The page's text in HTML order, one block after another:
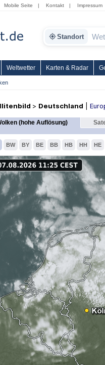
Mobile Seite | Kontakt | Impressum
Standort
Weltwetter Karten & Radar
> Deutschland
(hohe Auflösung)
BW BY BE BB HB HH HE